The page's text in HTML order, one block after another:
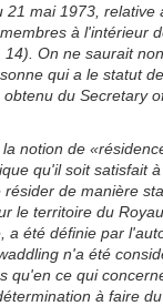
21 mai 1973,
à l'intérieur
On ne saurait
qui a le statut
du Secretary
notion de
qu'il soit satisfait
de manière
le territoire du
a été définie par
n'a été
qu'en ce qui
à faire